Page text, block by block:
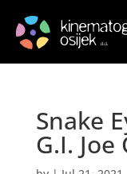
Snake
G.I.